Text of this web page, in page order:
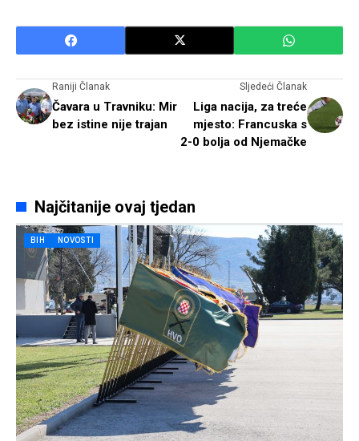
Raniji Članak
Čavara u Travniku: Mir
bez istine nije trajan
Sljedeći Članak
Liga nacija, za treće
mjesto: Francuska s
2-0 bolja od Njemačke
Najčitanije ovaj tjedan
BIH NOVOSTI